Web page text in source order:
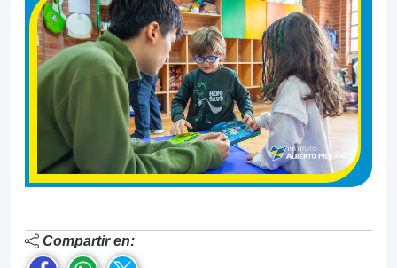
Compartir en: